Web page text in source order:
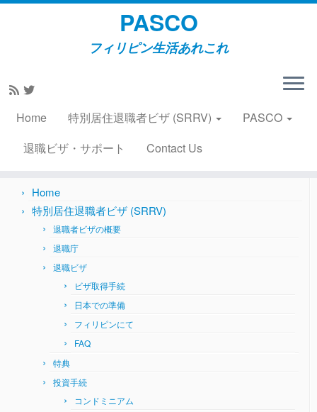
Skip
content
PASCO
フィリピン生活あれこれ
Home 特別居住退職者ビザ (SRRV)
PASCO
退職ビザ・サポート
Contact Us
Home
Search
Home
特別居住退職者ビザ (SRRV)
退職者ビザの概要
退職庁
退職ビザ
ビザ取得手続
日本での準備
フィリピンにて
FAQ
特典
投資手続
コンドミニアム